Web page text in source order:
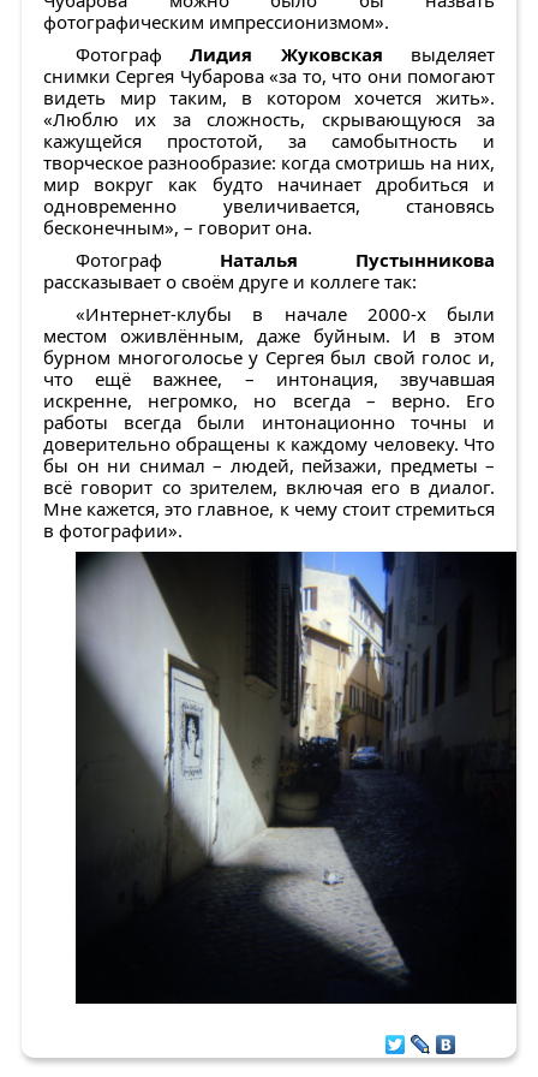
фотографическим импрессионизмом».
ФотографЛидия Жуковская выделяет
снимки Сергея Чубарова «за то, что они помогают
видеть мир таким, в котором хочется жить».
«Люблю их за сложность, скрывающуюся за
кажущейся простотой, за самобытность и
творческое разнообразие: когда смотришь на них,
мир вокруг как будто начинает дробиться и
одновременно увеличивается, становясь
бесконечным», – говорит она.
Фотограф Наталья Пустынникова
рассказывает о своём друге и коллеге так:
«Интернет-клубы в начале 2000-х были
местом оживлённым, даже буйным. И в этом
бурном многоголосье у Сергея был свой голос и,
что ещё важнее, – интонация, звучавшая
искренне, негромко, но всегда – верно. Его
работы всегда были интонационно точны и
доверительно обращены к каждому человеку. Что
бы он ни снимал – людей, пейзажи, предметы –
всё говорит со зрителем, включая его в диалог.
Мне кажется, это главное, к чему стоит стремиться
в фотографии».